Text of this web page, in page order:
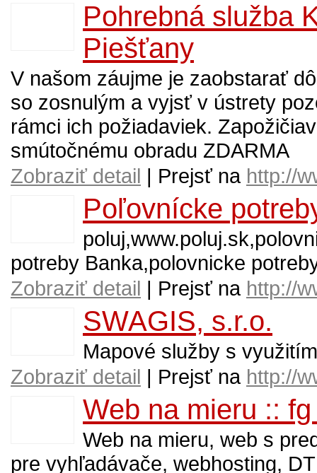
Pohrebná služba
Piešťany
V našom záujme je zaobstarať
so zosnulým a vyjsť v ústrety
rámci ich požiadaviek.
smútočnému obradu ZDARMA
Zobraziť detail | Prejsť na http://
Poľovnícke
potreby Banka,polovnicke
Zobraziť detail | Prejsť na http://
SWAGIS, s.r.o.
Mapové služby s
Zobraziť detail | Prejsť na http://
Web na mieru ::
Web na mieru, web s
pre vyhľadávače, webhosting,